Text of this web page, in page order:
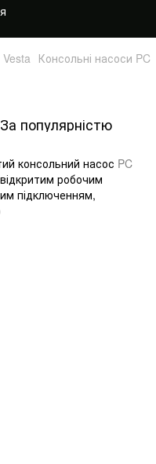
Vesta Консольні насоси PC
За популярністю